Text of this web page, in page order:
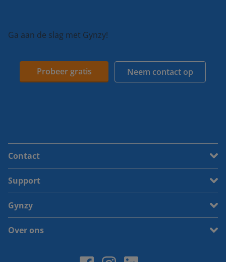
Ga aan de slag met Gynzy!
Probeer gratis Neem contact op
Contact
Support
Gynzy
Over ons